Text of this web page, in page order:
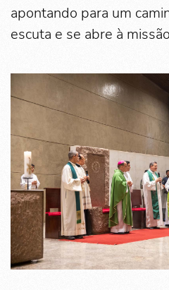
apontando para um
escuta e se abre à